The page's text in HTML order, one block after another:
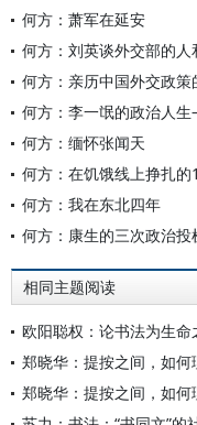
何方：萧军在延安
何方：刘英谈外交部的人
何方：亲历中国外交政策
何方：李一氓的政治人
何方：缅怀张闻天
何方：在饥饿线上挣扎的
何方：我在东北四年
何方：康生的三次政治投
相同主题阅读
欧阳聪权：论书法为生命
郑晓华：提按之间，如
郑晓华：提按之间，如